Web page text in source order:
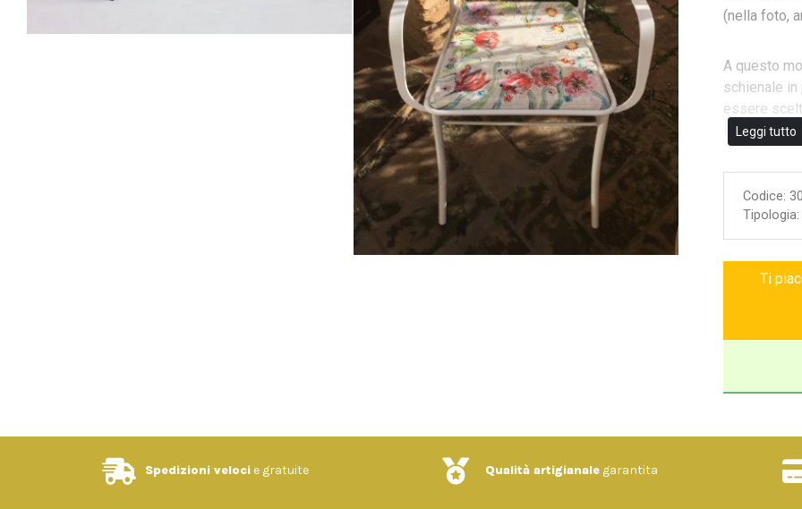
(nella foto,
A questo
schienale
essere
inviarci
così come
Garanzia
Leggi tutto
Codice:
Ti
Spedizioni veloci e gratuite Qualità artigianale garantita